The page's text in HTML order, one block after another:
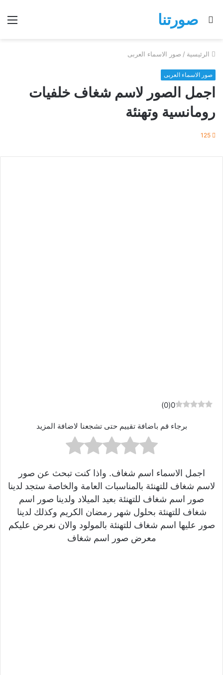
صورتنا
بحث
الرئيسية / صور الاسماء العربى
صور الاسماء العربى
اجمل الصور لاسم شغاف خلفيات
رومانسية وتهنئة
125
0
(
0
)
برجاء قم باضافة تقييم حتى تشجعنا لاضافة المزيد
اجمل الاسماء اسم شغاف. واذا كنت تبحث عن صور
لاسم شغاف للتهنئة بالمناسبات العامة والخاصة ستجد لدينا
صور اسم شغاف للتهنئة بعيد الميلاد ولدينا صور اسم
شغاف للتهنئة بحلول شهر رمضان الكريم وكذلك لدينا
صور عليها اسم شغاف للتهنئة بالمولود والان نعرض عليكم
معرض صور اسم شغاف